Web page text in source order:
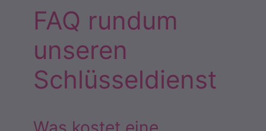
FAQ rundum
unseren
Schlüsseldienst